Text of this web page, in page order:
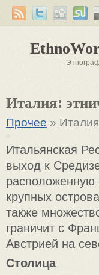
Италия:
Прочее »
Итальянская
выход к
расположенную
крупных
также
граничит с
Австрией на
Столица